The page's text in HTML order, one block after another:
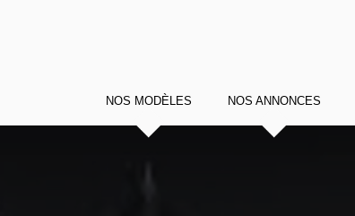
NOS MODÈLES NOS ANNONCES